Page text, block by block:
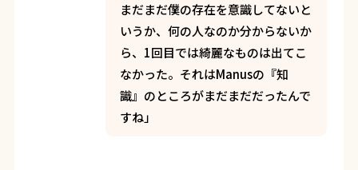
まだまだ僕の存在を意識してないと
いうか、何の人なのか分からないか
ら、1回目では綺麗なものは出てこ
なかった。それはManusの『知
識』のところがまだまだだったんで
すね」